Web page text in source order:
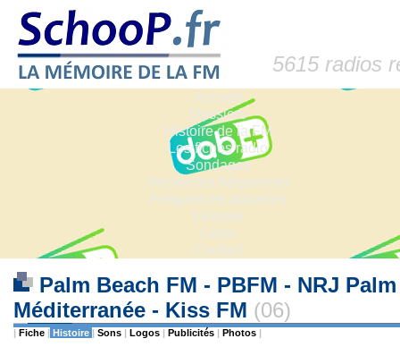
5615 radios
Accueil
Dossiers
Histoire de la FM
Les fiches radio
Sondages
Anciennes fréquences
Fréquences actuelles
Lexique
Liens
Contact
Palm Beach FM - PBFM - NRJ
Méditerranée - Kiss FM (06)
| Fiche | Histoire | Sons | Logos | Publicités | Photos |